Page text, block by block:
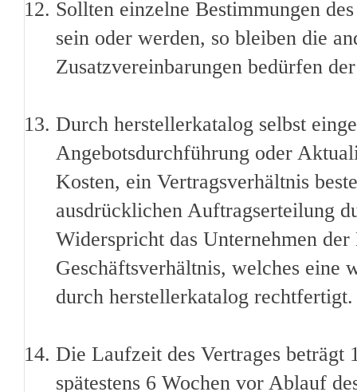
Sollten einzelne Bestimmungen
sein oder werden, so bleiben die
Zusatzvereinbarungen bedürfen
Durch herstellerkatalog selbst
Angebotsdurchführung oder
Kosten, ein Vertragsverhältnis
ausdrücklichen Auftragserteilung
Widerspricht das Unternehmen
Geschäftsverhältnis, welches eine
durch herstellerkatalog rechtfertigt.
Die Laufzeit des Vertrages
spätestens 6 Wochen vor Ablauf